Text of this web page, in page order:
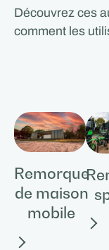
Découvrez ces
comment les
Remorque
de maison
mobile